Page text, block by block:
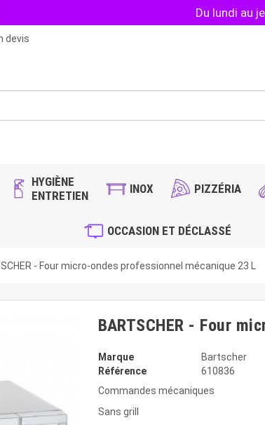
Du lundi au
devis
HYGIÈNE
ENTRETIEN
INOX PIZZÉRIA
OCCASION ET DÉCLASSÉ
- Four micro-ondes professionnel mécanique 23 L
BARTSCHER - Four
Marque
Bartscher
Référence
610836
Commandes mécaniques
Sans grill